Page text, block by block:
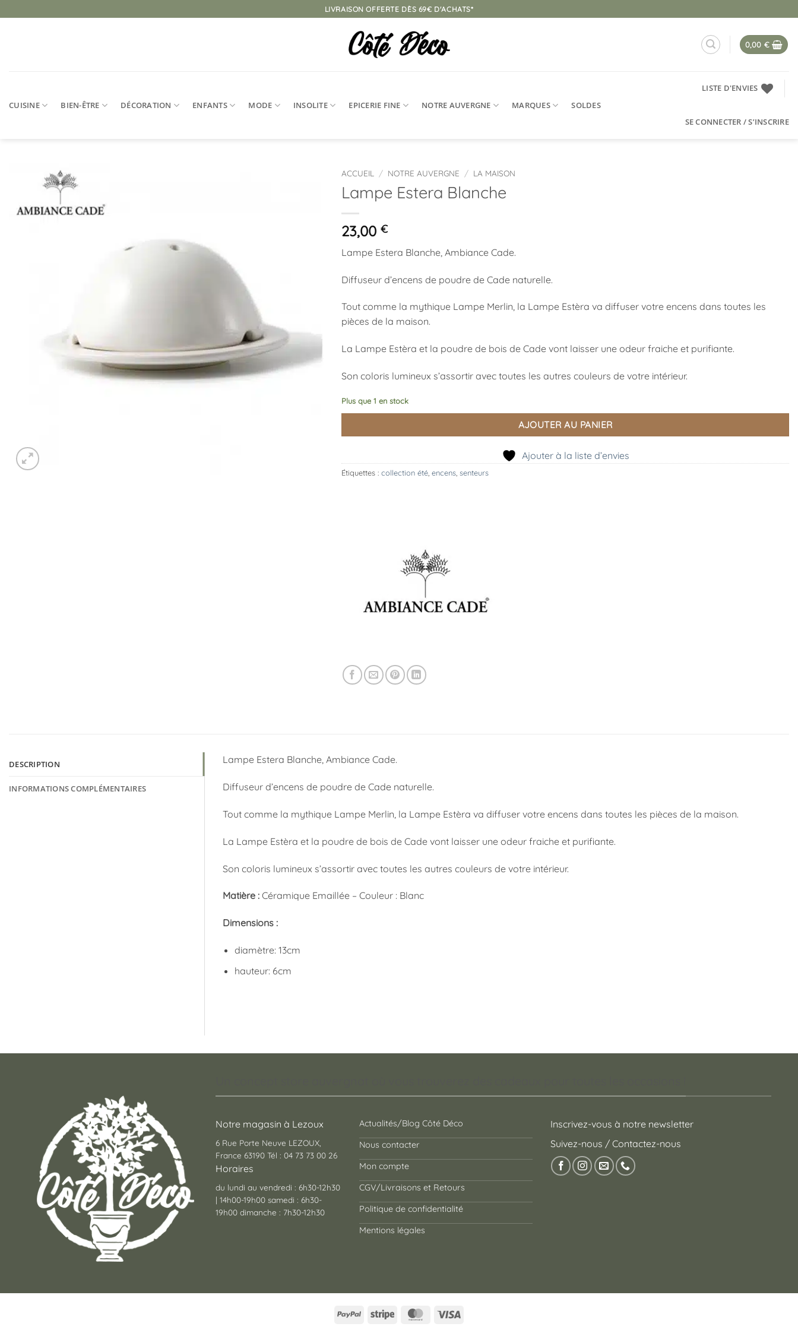
au
LIVRAISON OFFERTE DÈS 69€ D'ACHATS*
0,00 €
CUISINE BIEN-ÊTRE DÉCORATION ENFANTS MODE INSOLITE EPICERIE FINE NOTRE AUVERGNE MARQUES SOLDES
LISTE D'ENVIES
SE CONNECTER / S’INSCRIRE
ACCUEIL / NOTRE AUVERGNE / LA MAISON
Lampe Estera Blanche
23,00 €
Lampe Estera Blanche, Ambiance Cade.
Diffuseur d’encens de poudre de Cade naturelle.
Tout comme la mythique Lampe Merlin, la Lampe Estèra va diffuser votre encens dans toutes les
pièces de la maison.
La Lampe Estèra et la poudre de bois de Cade vont laisser une odeur fraiche et purifiante.
Son coloris lumineux s’assortir avec toutes les autres couleurs de votre intérieur.
Plus que 1 en stock
AJOUTER AU PANIER
Ajouter à la liste d’envies
Étiquettes : collection été, encens, senteurs
DESCRIPTION
INFORMATIONS COMPLÉMENTAIRES
Lampe Estera Blanche, Ambiance Cade.
Diffuseur d’encens de poudre de Cade naturelle.
Tout comme la mythique Lampe Merlin, la Lampe Estèra va diffuser votre encens dans toutes les pièces de la maison.
La Lampe Estèra et la poudre de bois de Cade vont laisser une odeur fraiche et purifiante.
Son coloris lumineux s’assortir avec toutes les autres couleurs de votre intérieur.
Matière : Céramique Emaillée – Couleur : Blanc
Dimensions :
diamètre: 13cm
hauteur: 6cm
Notre magasin à Lezoux
6 Rue Porte Neuve LEZOUX,
France 63190 Tél : 04 73 73 00 26
Horaires
du lundi au vendredi : 6h30-12h30
| 14h00-19h00 samedi : 6h30-
19h00 dimanche : 7h30-12h30
Actualités/Blog Côté Déco
Nous contacter
Mon compte
CGV/Livraisons et Retours
Politique de confidentialité
Mentions légales
Inscrivez-vous à notre newsletter
Suivez-nous / Contactez-nous
PayPal Stripe MasterCard
Visa